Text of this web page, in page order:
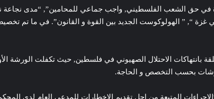
في حق الشعب الفلسطيني, واجب جماعي للمحامين”, “مدى نجاعة
غزة “, ” الهولوكوست الجديد بين القوة و القانون”. في ما تم
الاحتلال الصهيوني في فلسطين, حيث تكفلت الورشة
بحسب التخصص و الحاجة.
المتبعة من اجل تقديم الإخطارات للمدعي العام لدى